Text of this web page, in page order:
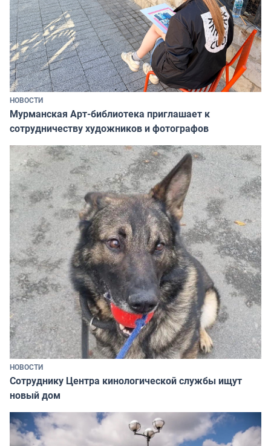
НОВОСТИ
Мурманская Арт-библиотека приглашает к
сотрудничеству художников и фотографов
НОВОСТИ
Сотруднику Центра кинологической службы ищут
новый дом